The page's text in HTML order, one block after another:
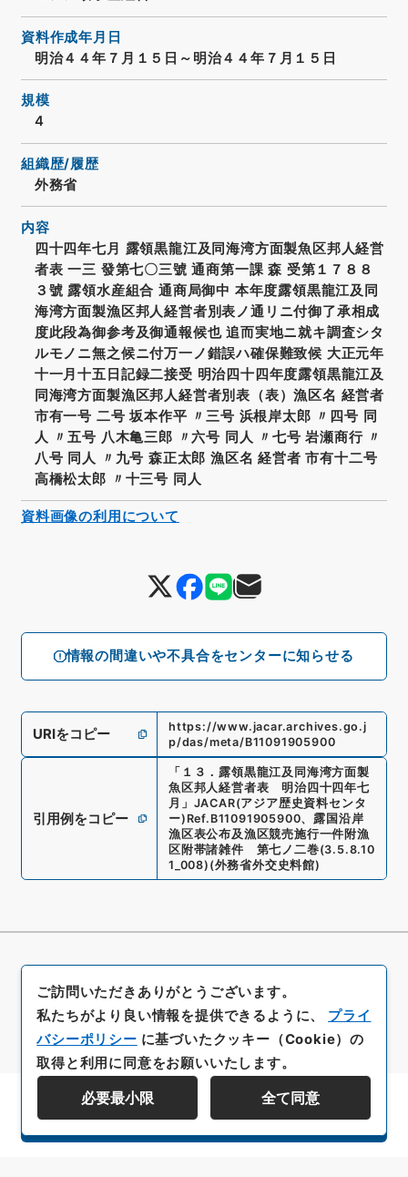
情報の間違いや不具合をセンターに知らせる
資料作成年月日
明治４４年７月１５日～明治４４年７月１５日
規模
4
組織歴/履歴
外務省
内容
四十四年七月 露領黒龍江及同海湾方面製魚区邦人経営
者表 一三 發第七〇三號 通商第一課 森 受第１７８８
３號 露領水産組合 通商局御中 本年度露領黒龍江及同
海湾方面製漁区邦人経営者別表ノ通リニ付御了承相成
度此段為御参考及御通報候也 追而実地ニ就キ調査シタ
ルモノニ無之候ニ付万一ノ錯誤ハ確保難致候 大正元年
十一月十五日記録二接受 明治四十四年度露領黒龍江及
同海湾方面製漁区邦人経営者別表（表）漁区名 経営者
市有一号 二号 坂本作平 〃三号 浜根岸太郎 〃四号 同
人 〃五号 八木亀三郎 〃六号 同人 〃七号 岩瀬商行 〃
八号 同人 〃九号 森正太郎 漁区名 経営者 市有十二号
高橋松太郎 〃十三号 同人
URIをコピー
https://www.jacar.archives.go.j
p/das/meta/B11091905900
引用例をコピー
「 １３．露領黒龍江及同海湾方面製
魚区邦人経営者表 明治四十四年七
月 」 JACAR(アジア歴史資料センタ
ー) Ref. B11091905900、 露国沿岸
漁区表公布及漁区競売施行一件附漁
区附帯諸雑件 第七ノ二巻(3.5.8.10
1_008) (外務省外交史料館)
資料画像の利用について
資料群階層を表示する
ご訪問いただきありがとうございます。
私たちがより良い情報を提供できるように、 プライ
バシーポリシー に基づいたクッキー（Cookie）の
取得と利用に同意をお願いいたします。
必要最小限 全て同意